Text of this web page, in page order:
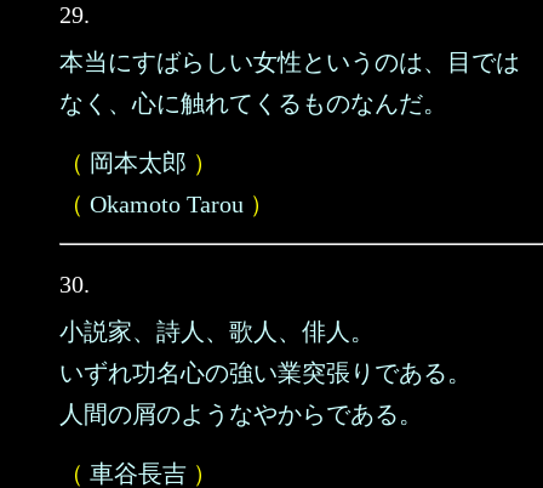
29.
本当にすばらしい女性というのは、目では
なく、心に触れてくるものなんだ。
（ 岡本太郎 ）
（ Okamoto Tarou ）
30.
小説家、詩人、歌人、俳人。
いずれ功名心の強い業突張りである。
人間の屑のようなやからである。
（ 車谷長吉 ）